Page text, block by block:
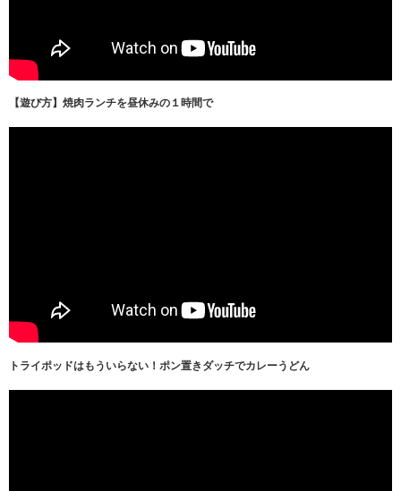
【遊び方】焼肉ランチを昼休みの１時間で
トライポッドはもういらない！ポン置きダッチでカレーうどん